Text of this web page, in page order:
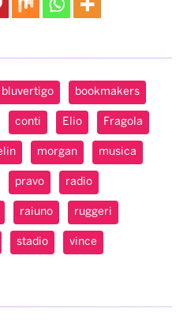
bluvertigo bookmakers
conti Elio Fragola
morgan musica
pravo radio
raiuno ruggeri
stadio vince